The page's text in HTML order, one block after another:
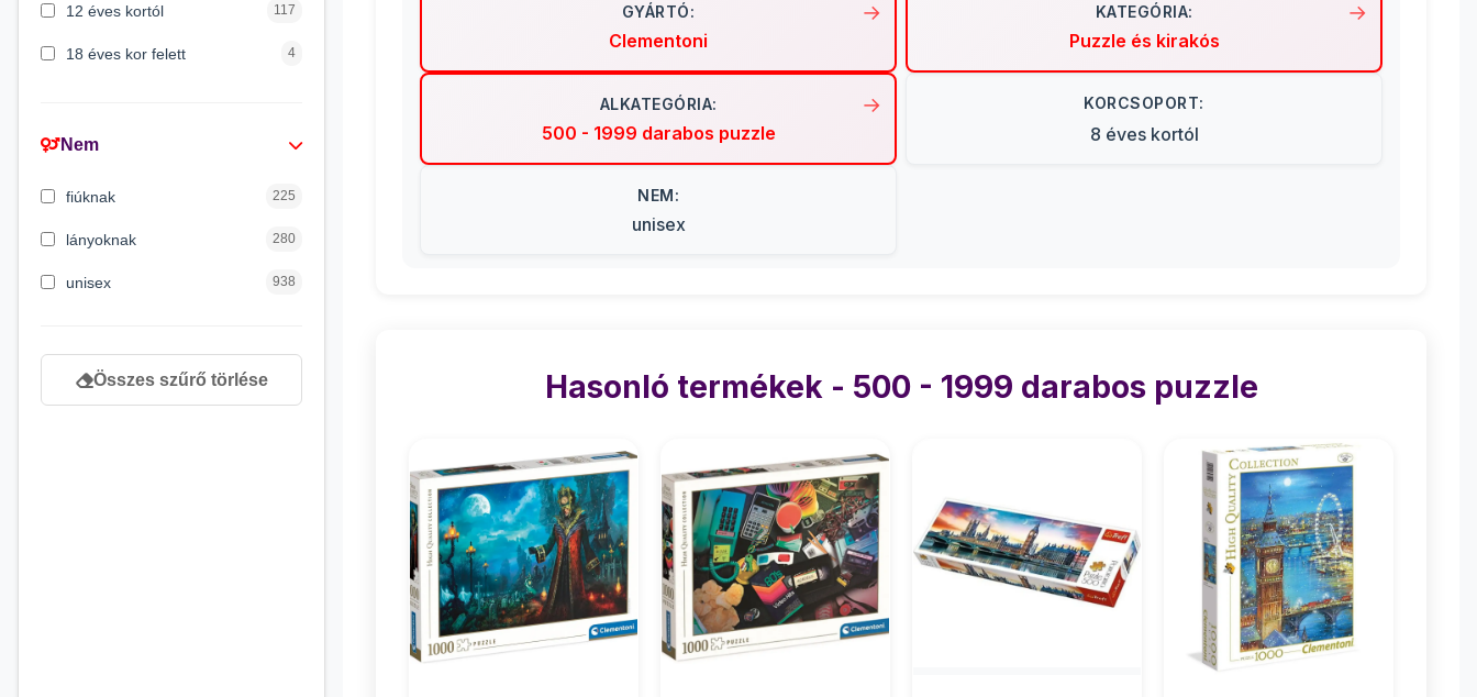
12 éves kortól 117
18 éves kor felett 4
3 éves kortól 309
7 éves kortól 67
Nem
fiúknak 225
lányoknak 280
unisex 938
Összes szűrő törlése
GYÁRTÓ:
Clementoni
KATEGÓRIA:
Puzzle és kirakós
ALKATEGÓRIA:
500 - 1999 darabos puzzle
KORCSOPORT:
8 éves kortól
NEM:
unisex
Hasonló termékek - 500 - 1999 darabos puzzle